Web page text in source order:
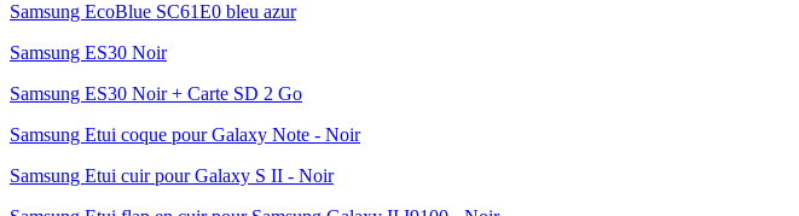
Samsung EcoBlue SC61E0 bleu azur
Samsung ES30 Noir
Samsung ES30 Noir + Carte SD 2 Go
Samsung Etui coque pour Galaxy Note - Noir
Samsung Etui cuir pour Galaxy S II - Noir